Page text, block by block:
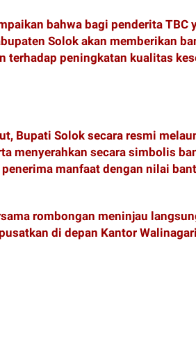
bahwa bagi penderita TBC
Solok akan memberikan
terhadap peningkatan kualitas
Bupati Solok secara resmi
menyerahkan secara simbolis
manfaat dengan nilai
rombongan meninjau
di depan Kantor